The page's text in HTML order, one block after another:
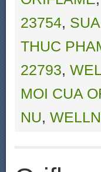
23754,
THUC
22793,
MOI CUA
NU,